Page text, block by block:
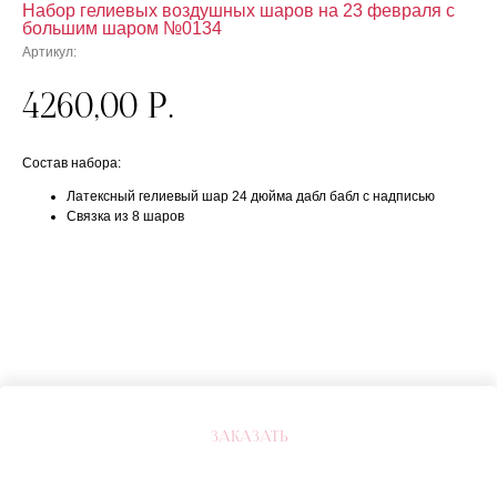
Набор гелиевых воздушных шаров на 23 февраля с
большим шаром №0134
Артикул:
4260,00 р.
ЗАКАЗАТЬ
Состав набора:
Латексный гелиевый шар 24 дюйма дабл бабл с надписью
Связка из 8 шаров